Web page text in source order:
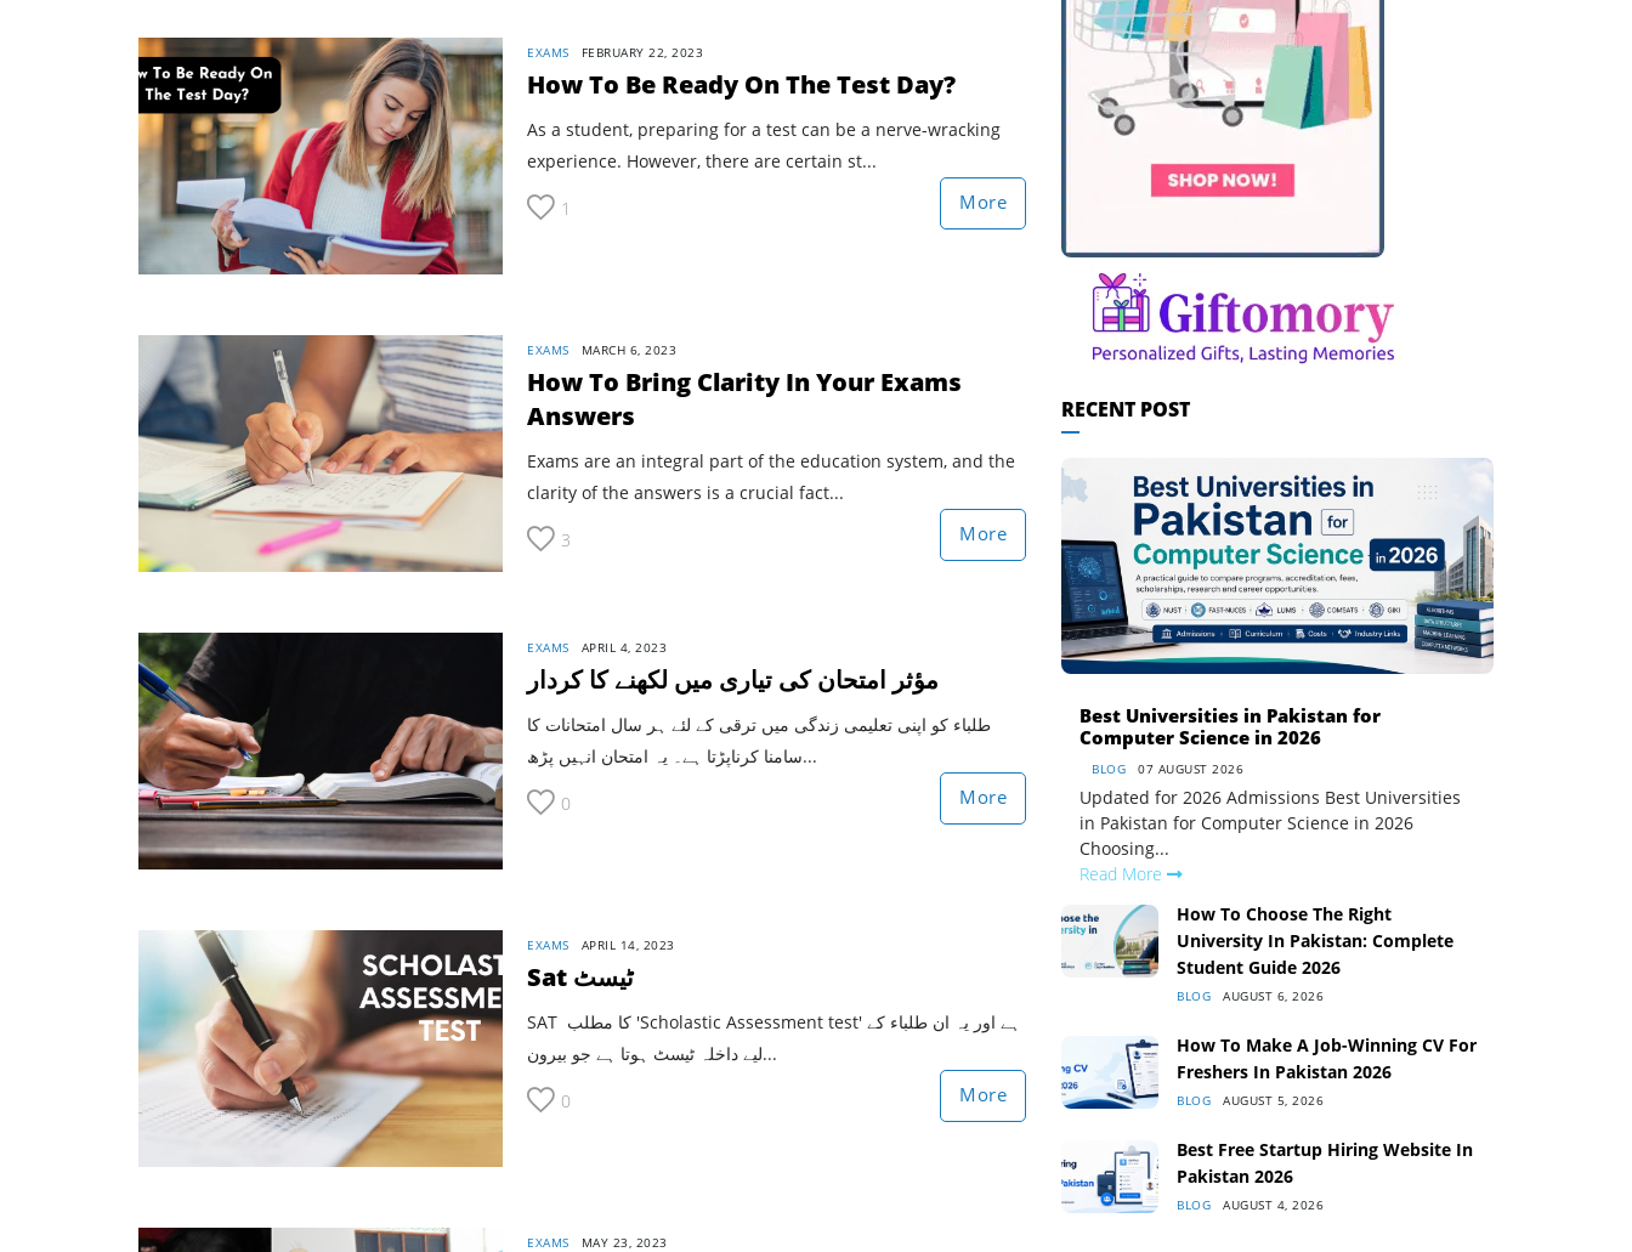
EXAMS FEBRUARY 22, 2023
How To Be Ready On The Test Day?
As a student, preparing for a test can be a nerve-wracking
experience. However, there are certain st...
1 More
EXAMS MARCH 6, 2023
How To Bring Clarity In Your Exams
Answers
Exams are an integral part of the education system, and the
clarity of the answers is a crucial fact...
3 More
EXAMS APRIL 4, 2023
مؤثر امتحان کی تیاری میں لکھنے کا کردار
طلباء کو اپنی تعلیمی زندگی میں ترقی کے لئے ہر سال امتحانات کا
سامنا کرناپڑتا ہے۔ یہ امتحان انہیں پڑھ...
0 More
EXAMS APRIL 14, 2023
Sat ٹیسٹ
SAT کا مطلب 'Scholastic Assessment test' ہے اور یہ ان طلباء کے
لیے داخلہ ٹیسٹ ہوتا ہے جو بیرون...
0 More
EXAMS MAY 23, 2023
RECENT POST
Best Universities in Pakistan for
Computer Science in 2026
BLOG 07 AUGUST 2026
Updated for 2026 Admissions Best Universities
in Pakistan for Computer Science in 2026
Choosing...
Read More
How To Choose The Right
University In Pakistan: Complete
Student Guide 2026
BLOG AUGUST 6, 2026
How To Make A Job-Winning CV For
Freshers In Pakistan 2026
BLOG AUGUST 5, 2026
Best Free Startup Hiring Website In
Pakistan 2026
BLOG AUGUST 4, 2026